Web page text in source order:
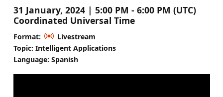
31 January, 2024 | 5:00 PM - 6:00 PM (UTC)
Coordinated Universal Time
Format:
Livestream
Topic: Intelligent Applications
Language: Spanish